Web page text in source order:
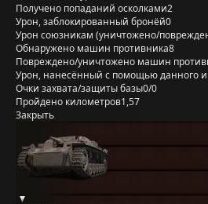
Получено попаданий осколками2
Урон, заблокированный бронёй0
Урон союзникам (уничтожено/
Обнаружено машин противника8
Повреждено/уничтожено машин
Урон, нанесённый с помощью данного
Очки захвата/защиты базы0/0
Пройдено километров1,57
Закрыть